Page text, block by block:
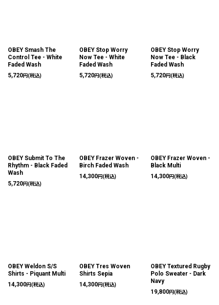
OBEY Smash The
Control Tee - White
Faded Wash
5,720円(税込)
OBEY Stop Worry
Now Tee - White
Faded Wash
5,720円(税込)
OBEY Stop Worry
Now Tee - Black
Faded Wash
5,720円(税込)
OBEY Submit To The
Rhythm - Black Faded
Wash
5,720円(税込)
OBEY Frazer Woven -
Birch Faded Wash
14,300円(税込)
OBEY Frazer Woven -
Black Multi
14,300円(税込)
OBEY Weldon S/S
Shirts - Piquant Multi
14,300円(税込)
OBEY Tres Woven
Shirts Sepia
14,300円(税込)
OBEY Textured Rugby
Polo Sweater - Dark
Navy
19,800円(税込)